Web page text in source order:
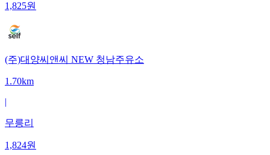
1,825원
(주)대양씨앤씨 NEW 청남주유소
1.70km
|
무릉리
1,824원